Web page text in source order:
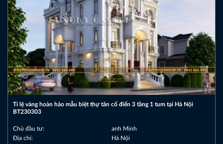
Tỉ lệ vàng hoàn hảo mẫu biệt thự tân cổ điển 3 tầng 1 tum tại Hà Nội
BT230303
Chủ đầu tư:
anh Minh
Địa chỉ:
Hà Nội